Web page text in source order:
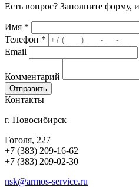
Есть вопрос? Заполните форму,
Имя *
Телефон *
Email
Комментарий
Контакты
г. Новосибирск
Гоголя, 227
+7 (383) 209-16-62
+7 (383) 209-02-30
nsk@armos-service.ru